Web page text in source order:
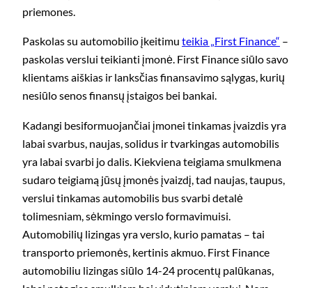
priemones.
Paskolas su automobilio įkeitimu teikia „First Finance“ –
paskolas verslui teikianti įmonė. First Finance siūlo savo
klientams aiškias ir lanksčias finansavimo sąlygas, kurių
nesiūlo senos finansų įstaigos bei bankai.
Kadangi besiformuojančiai įmonei tinkamas įvaizdis yra
labai svarbus, naujas, solidus ir tvarkingas automobilis
yra labai svarbi jo dalis. Kiekviena teigiama smulkmena
sudaro teigiamą jūsų įmonės įvaizdį, tad naujas, taupus,
verslui tinkamas automobilis bus svarbi detalė
tolimesniam, sėkmingo verslo formavimuisi.
Automobilių lizingas yra verslo, kurio pamatas – tai
transporto priemonės, kertinis akmuo. First Finance
automobiliu lizingas siūlo 14-24 procentų palūkanas,